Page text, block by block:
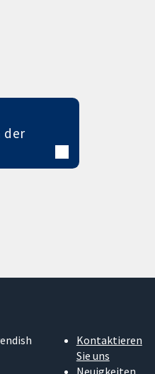
der
Kontaktieren
Sie uns
Neuigkeiten